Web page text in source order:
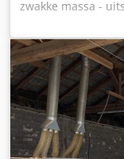
krachtig
gezaagd hout
Beschikbaarheid:
lopende productie
biedt een
bedrijven die op
direct beschikbare
zwakke massa -
Abonqzkpswok -
/ shift productie -